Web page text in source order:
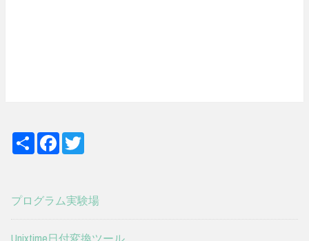
S
h
F
a
o
e
r
プログラム実験場